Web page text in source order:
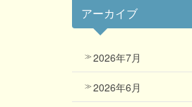
アーカイブ
2026年7月
2026年6月